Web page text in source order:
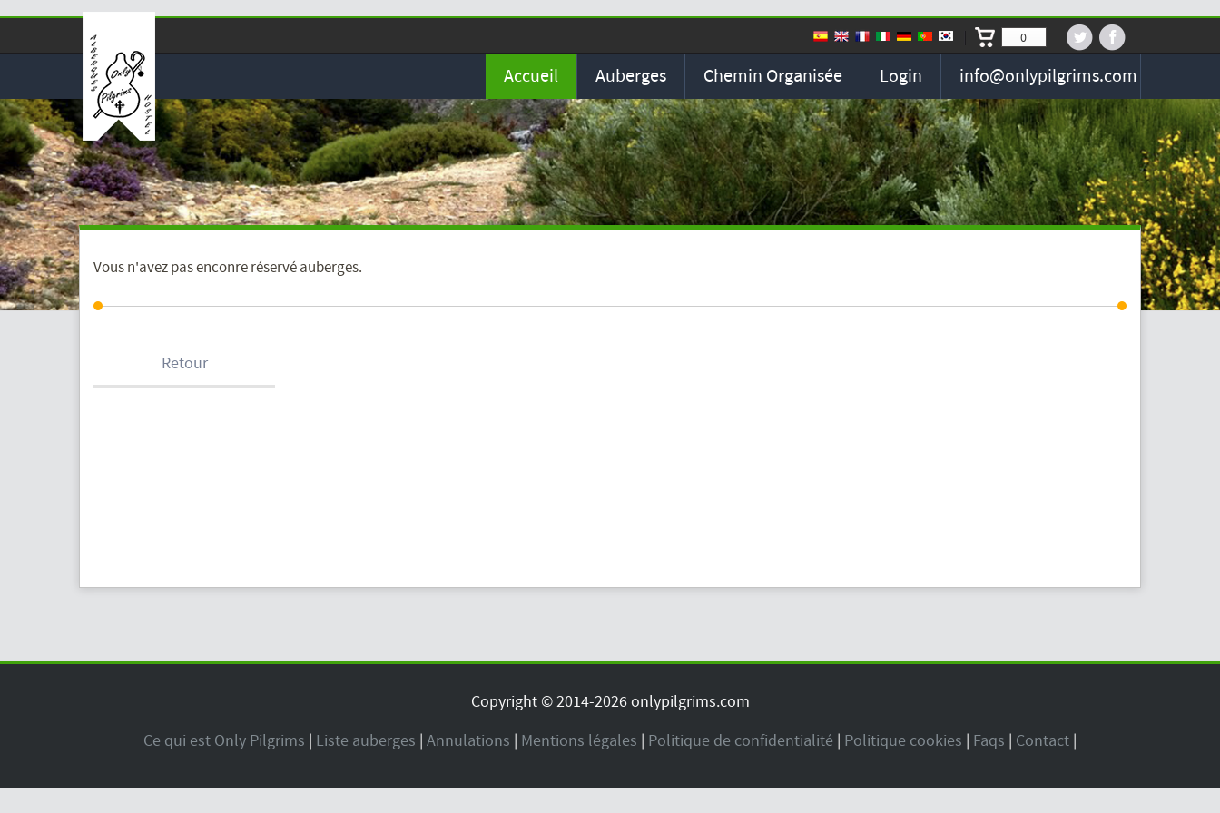
0
Accueil Auberges Chemin Organisée Login info@onlypilgrims.com
Vous n'avez pas enconre réservé auberges.
Retour
Copyright © 2014-2026 onlypilgrims.com
Ce qui est Only Pilgrims | Liste auberges | Annulations | Mentions légales | Politique de confidentialité | Politique cookies | Faqs | Contact |